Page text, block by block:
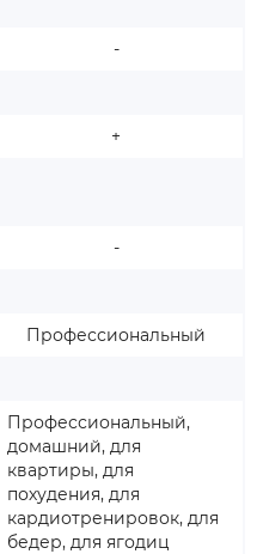
-
+
-
Профессиональный
Профессиональный,
домашний, для
квартиры, для
похудения, для
кардиотренировок, для
бедер, для ягодиц